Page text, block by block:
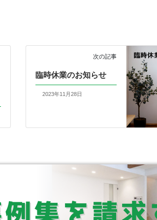
次の記事
臨時休業のお知らせ
2023年11月28日